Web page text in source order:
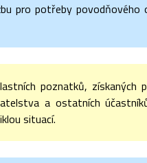
pro potřeby
poznatků, získaných
a ostatních
situací.